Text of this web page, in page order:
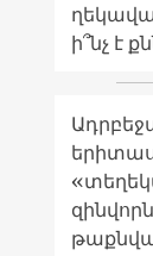
ի՞նչ է